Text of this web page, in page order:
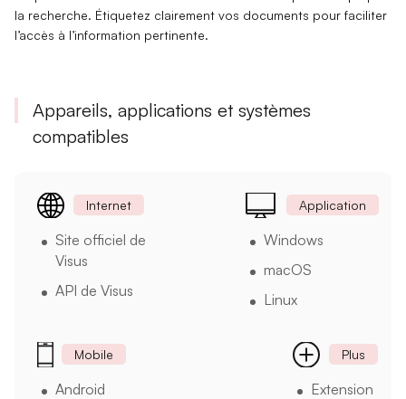
la recherche. Étiquetez clairement vos documents pour faciliter
l’accès à l’information pertinente.
Appareils, applications et systèmes
compatibles
Internet
Site officiel de
Visus
API de Visus
Application
Windows
macOS
Linux
Mobile
Android
Plus
Extension